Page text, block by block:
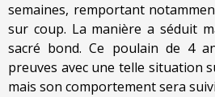
semaines, remportant
sur coup. La manière a séduit
sacré bond. Ce poulain de 4
preuves avec une telle situation
mais son comportement sera